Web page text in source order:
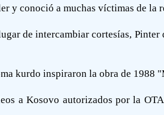
conoció a muchas víctimas de la
de intercambiar cortesías,
kurdo inspiraron la obra de 1988
a Kosovo autorizados por la